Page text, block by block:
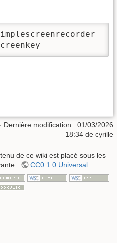
· Dernière modification : 01/03/2026
18:34 de cyrille
de ce wiki est placé sous les
:
CC0 1.0 Universal